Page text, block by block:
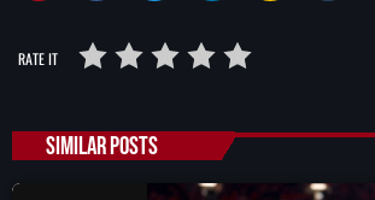
RATE IT
SIMILAR POSTS